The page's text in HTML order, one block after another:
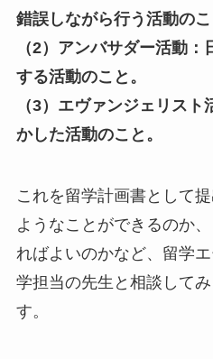
錯誤しながら行う活動のこ
（2）アンバサダー活動
する活動のこと。
（3）エヴァンジェリス
かした活動のこと。
これを留学計画書として
ようなことができるのか
ればよいのかなど、留学
学担当の先生と相談して
す。